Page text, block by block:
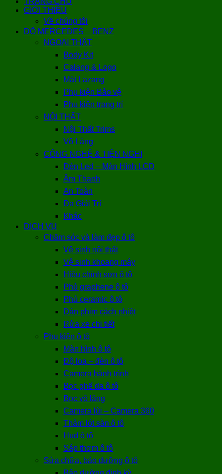
GIỚI THIỆU
Về chúng tôi
ĐỘ MERCEDES – BENZ
NGOẠI THẤT
Body Kit
Calang & Logo
Mặt Lazang
Phụ kiện Bảo vệ
Phụ kiện trang trí
NỘI THẤT
Nội Thất Trims
Vô Lăng
CÔNG NGHỆ & TIỆN NGHI
Đèn Led – Màn Hình LCD
Âm Thanh
An Toàn
Đa Giải Trí
Khác
DỊCH VỤ
Chăm sóc và làm đẹp ô tô
Vệ sinh nội thất
Vệ sinh khoang máy
Hiệu chỉnh sơn ô tô
Phủ graphene ô tô
Phủ ceramic ô tô
Dán phim cách nhiệt
Rửa xe chi tiết
Phụ kiện ô tô
Màn hình ô tô
Độ loa – đèn ô tô
Camera hành trình
Bọc ghế da ô tô
Bọc vô lăng
Camera lùi – Camera 360
Thảm lót sàn ô tô
Hud ô tô
Sáp thơm ô tô
Sửa chữa, bảo dưỡng ô tô